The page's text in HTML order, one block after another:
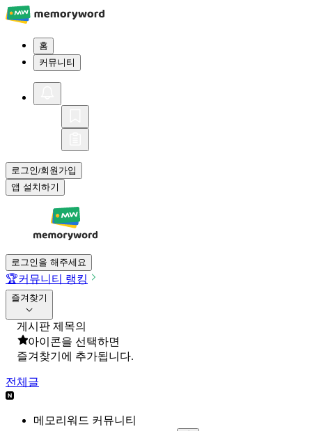
홈
커뮤니티
로그인/회원가입
앱 설치하기
로그인을 해주세요
🏆커뮤니티 랭킹
즐겨찾기
게시판 제목의
아이콘을 선택하면
즐겨찾기에 추가됩니다.
전체글
메모리워드 커뮤니티